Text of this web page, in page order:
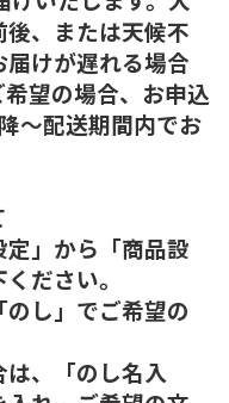
、または天候不
けが遅れる場合
望の場合、お申込
～配送期間内でお
定」から「商品設
ださい。
のし」でご希望の
は、「のし名入